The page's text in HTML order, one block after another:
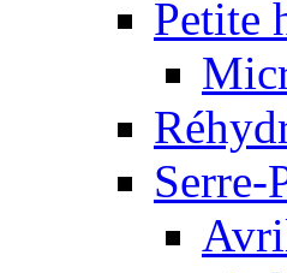
Petite
Serre-